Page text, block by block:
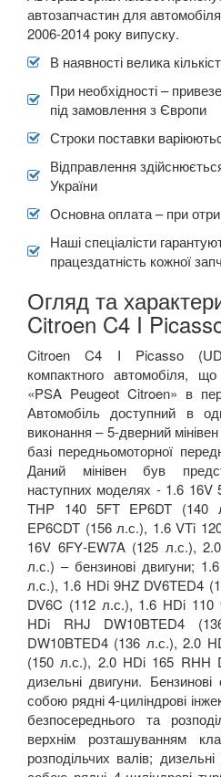
автозапчастин для
2006-2014 року випуску.
В наявності велика
При необхідності –
під замовлення з Європи
Строки поставки
Відправлення
України
Основна оплата – при
Наші спеціалісти
працездатність кожної
Огляд та
Citroen C4 I
Citroen C4 I Picasso
компактного автомобіля,
«PSA Peugeot Citroen» в
Автомобіль доступний в
виконання – 5-дверний
базі передньомоторної
Даний мінівен був
наступних моделях - 1.6 16V
THP 140 5FT EP6DT (140
EP6CDT (156 л.с.), 1.6VTi
16V 6FY-EW7A(125 л.с.), 2.0
л.с.) – бензинові двигуни; 1.6
л.с.), 1.6 HDi9HZ DV6TED4
DV6C (112 л.с.), 1.6 HDi 110
HDi
RHJ DW10BTED4
DW10BTED4 (136 л.с.), 2.0
(150 л.с.), 2.0 HDi 165 RHH
дизельні двигуни.
собою рядні 4-циліндрові
безпосереднього та
верхнім розташуванням
розподільчих валів;